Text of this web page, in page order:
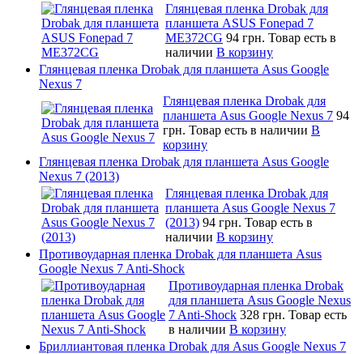
Глянцевая пленка Drobak для
планшета ASUS Fonepad 7
ME372CG 94 грн. Товар есть в
наличии В корзину
Глянцевая пленка Drobak для планшета Asus Google
Nexus 7
Глянцевая пленка Drobak для
планшета Asus Google Nexus 7 94
грн. Товар есть в наличии В
корзину
Глянцевая пленка Drobak для планшета Asus Google
Nexus 7 (2013)
Глянцевая пленка Drobak для
планшета Asus Google Nexus 7
(2013) 94 грн. Товар есть в
наличии В корзину
Противоударная пленка Drobak для планшета Asus
Google Nexus 7 Anti-Shock
Противоударная пленка Drobak
для планшета Asus Google Nexus
7 Anti-Shock 328 грн. Товар есть
в наличии В корзину
Бриллиантовая пленка Drobak для Asus Google Nexus 7